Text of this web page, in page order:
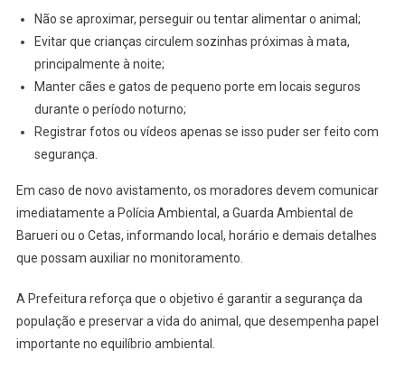
Não se aproximar, perseguir ou tentar alimentar o animal;
Evitar que crianças circulem sozinhas próximas à mata,
principalmente à noite;
Manter cães e gatos de pequeno porte em locais seguros
durante o período noturno;
Registrar fotos ou vídeos apenas se isso puder ser feito com
segurança.
Em caso de novo avistamento, os moradores devem comunicar
imediatamente a Polícia Ambiental, a Guarda Ambiental de
Barueri ou o Cetas, informando local, horário e demais detalhes
que possam auxiliar no monitoramento.
A Prefeitura reforça que o objetivo é garantir a segurança da
população e preservar a vida do animal, que desempenha papel
importante no equilíbrio ambiental.